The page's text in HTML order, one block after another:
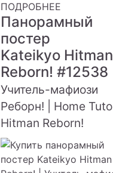
ПОДРОБНЕЕ
Панорамный
постер
Kateikyo Hitman
Reborn! #12538
Учитель-мафиози
Реборн! | Home
Hitman Reborn!